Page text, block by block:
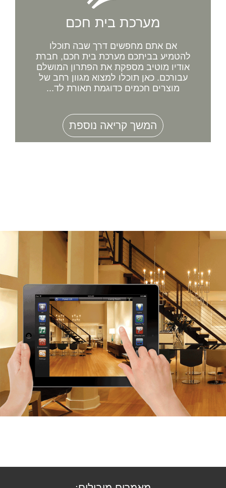
מערכת בית חכם
אם אתם מחפשים דרך שבה תוכלו
להטמיע בביתכם מערכת בית חכם, חברת
אודיו מוטיב מספקת את הפתרון המושלם
עבורכם. כאן תוכלו למצוא מגוון רחב של
מוצרים חכמים כדוגמת תאורת לד...
המשך קריאה נוספת